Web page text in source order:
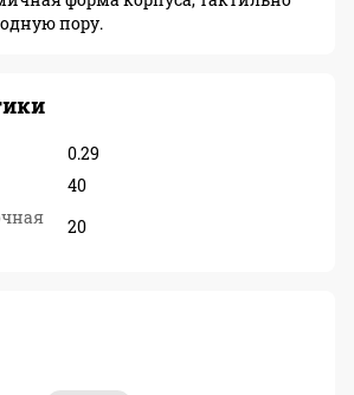
пору.
0.29
40
20